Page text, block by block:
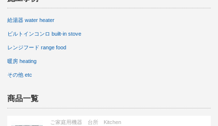
給湯器 water heater
ビルトインコンロ built-in stove
レンジフード range food
暖房 heating
その他 etc
商品一覧
ご家庭用機器 台所 Kitchen